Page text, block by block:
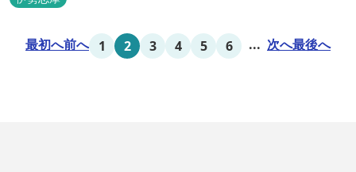
最初へ前へ 1 2 3 4 5 6 ... 次へ最後へ